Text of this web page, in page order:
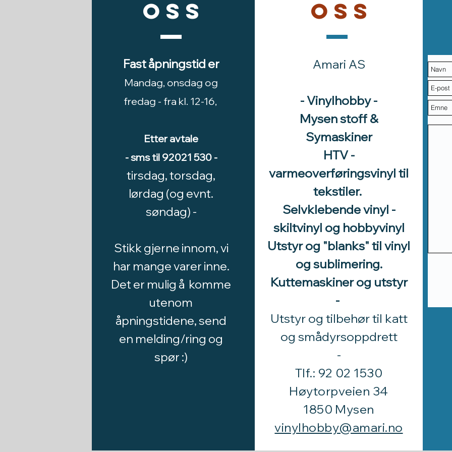
oss
Fast åpningstid er
Mandag, onsdag og
fredag - fra kl. 12-16,
Etter avtale
- sms til 92021 530 -
tirsdag, torsdag,
lørdag (og evnt.
søndag) -
Stikk gjerne innom, vi
har mange varer inne.
Det er mulig å komme
utenom
åpningstidene, send
en melding/ring og
spør :)
oss
Amari AS
- Vinylhobby -
Mysen stoff &
Symaskiner
HTV -
varmeoverføringsvinyl til
tekstiler.
Selvklebende vinyl -
skiltvinyl og hobbyvinyl
Utstyr og "blanks" til vinyl
og sublimering.
Kuttemaskiner og utstyr
-
Utstyr og tilbehør til katt
og smådyrsoppdrett
​-
Tlf.: 92 02 1530
Høytorpveien 34
1850 Mysen
vinylhobby@amari.no